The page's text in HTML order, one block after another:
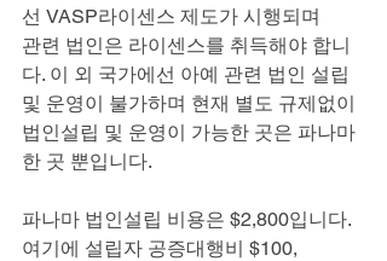
선 VASP라이센스 제도가 시행되며
관련 법인은 라이센스를 취득해야 합니
다. 이 외 국가에선 아예 관련 법인 설립
및 운영이 불가하며 현재 별도 규제없이
법인설립 및 운영이 가능한 곳은 파나마
한 곳 뿐입니다.
파나마 법인설립 비용은 $2,800입니다.
여기에 설립자 공증대행비 $100,